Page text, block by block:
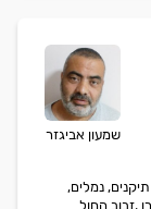
שמעון אביגזר
נמלים,
,זבוב החול